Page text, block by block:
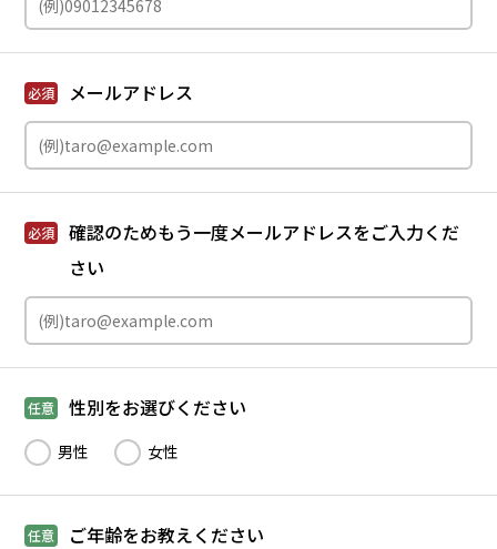
メールアドレス
必須
確認のためもう一度メールアドレスをご入力くだ
さい
必須
任意 性別をお選びください
男性 女性
任意 ご年齢をお教えください